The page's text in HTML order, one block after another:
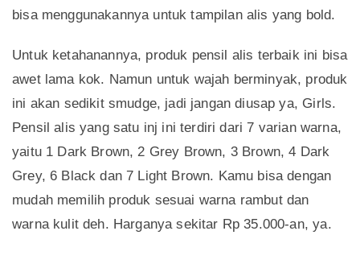
bisa menggunakannya untuk tampilan alis yang bold.
Untuk ketahanannya, produk pensil alis terbaik ini bisa
awet lama kok. Namun untuk wajah berminyak, produk
ini akan sedikit smudge, jadi jangan diusap ya, Girls.
Pensil alis yang satu inj ini terdiri dari 7 varian warna,
yaitu 1 Dark Brown, 2 Grey Brown, 3 Brown, 4 Dark
Grey, 6 Black dan 7 Light Brown. Kamu bisa dengan
mudah memilih produk sesuai warna rambut dan
warna kulit deh. Harganya sekitar Rp 35.000-an, ya.